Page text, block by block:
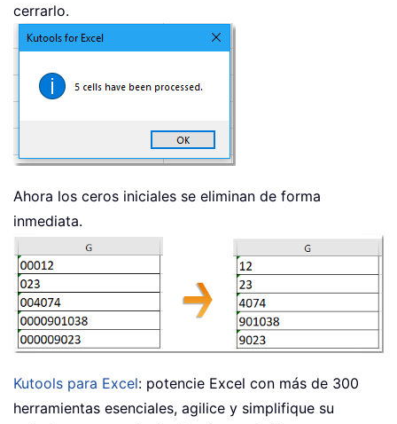
cerrarlo.
Ahora los ceros iniciales se eliminan de forma
inmediata.
Kutools para Excel: potencie Excel con más de 300
herramientas esenciales, agilice y simplifique su